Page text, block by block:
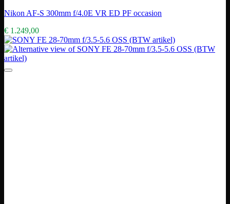
Nikon AF-S 300mm f/4.0E VR ED PF occasion
€ 1.249,00